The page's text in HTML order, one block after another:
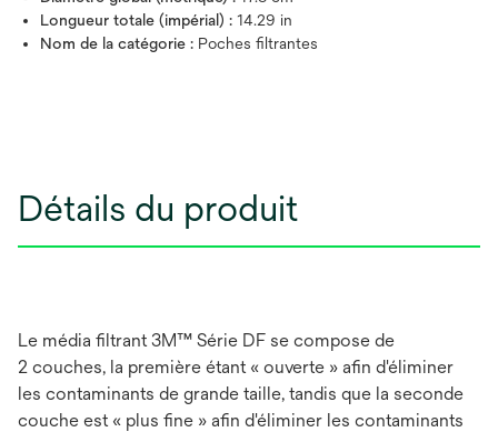
Longueur totale (impérial) : 14.29 in
Nom de la catégorie : Poches filtrantes
Détails du produit
Le média filtrant 3M™ Série DF se compose de
2 couches, la première étant « ouverte » afin d'éliminer
les contaminants de grande taille, tandis que la seconde
couche est « plus fine » afin d'éliminer les contaminants